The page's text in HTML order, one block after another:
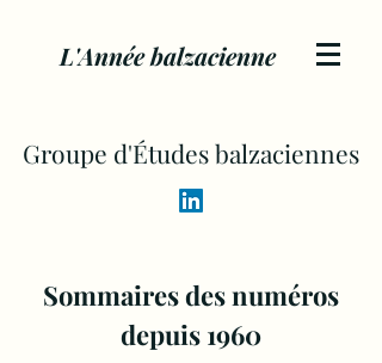
L'Année balzacienne
Groupe d'Études balzaciennes
Sommaires des numéros
depuis 1960